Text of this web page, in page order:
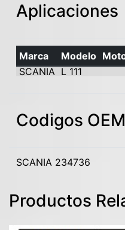
Aplicaciones
Marca Modelo
SCANIA L 111
Codigos OEM
SCANIA 234736
Productos